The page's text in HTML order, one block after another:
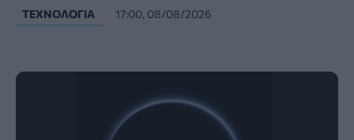
ΤΕΧΝΟΛΟΓΊΑ 17:00, 08/08/2026